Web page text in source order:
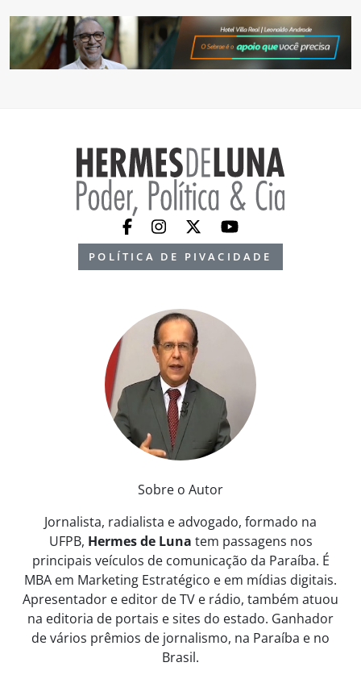
POLÍTICA DE PIVACIDADE
Sobre o Autor
Jornalista, radialista e advogado, formado na
UFPB, Hermes de Luna tem passagens nos
principais veículos de comunicação da Paraíba. É
MBA em Marketing Estratégico e em mídias digitais.
Apresentador e editor de TV e rádio, também atuou
na editoria de portais e sites do estado. Ganhador
de vários prêmios de jornalismo, na Paraíba e no
Brasil.